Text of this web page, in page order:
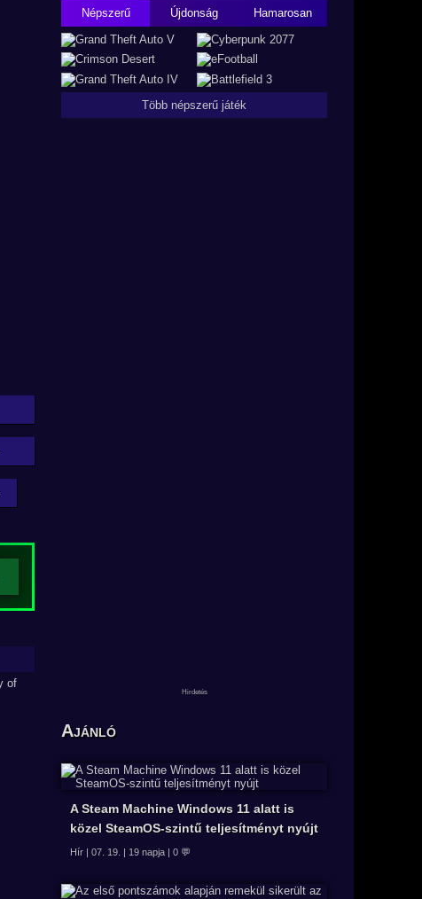
Népszerű Újdonság Hamarosan
Több népszerű játék
Ajánló
A Steam Machine Windows 11 alatt is
közel SteamOS-szintű teljesítményt nyújt
Hír | 07. 19. | 19 napja | 0 💬